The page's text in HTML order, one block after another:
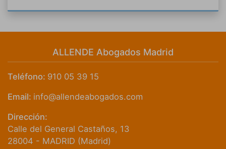
ALLENDE Abogados Madrid
Teléfono: 910 05 39 15
Email: info@allendeabogados.com
Dirección:
Calle del General Castaños, 13
28004 - MADRID (Madrid)